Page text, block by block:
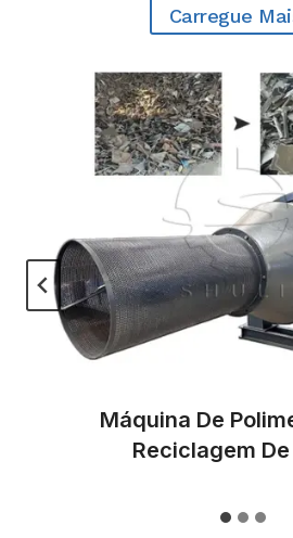
Carregue
Máquina De
Reciclagem